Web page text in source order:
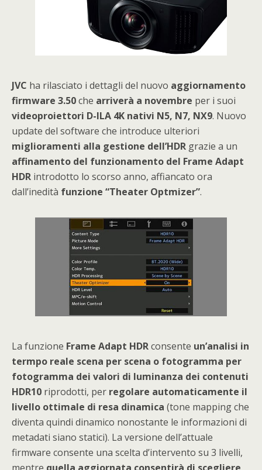
JVC ha rilasciato i dettagli del nuovo aggiornamento
firmware 3.50che arriverà a novembre per i suoi
videoproiettori D-ILA 4K nativi N5, N7, NX9. Nuovo
update del software che introduce ulteriori
miglioramenti alla gestione dell’HDR grazie a un
affinamento del funzionamento del Frame Adapt
HDR introdotto lo scorso anno, affiancato ora
dall’inedità funzione “Theater Optmizer”.
La funzione Frame Adapt HDRconsente un’analisi in
termpo reale scena per scena o fotogramma per
fotogramma dei valori di luminanza dei contenuti
HDR10 riprodotti, per regolare automaticamente il
livello ottimale di resa dinamica (tone mapping che
diventa quindi dinamico nonostante le informazioni di
metadati siano statici). La versione dell’attuale
firmware consente una scelta d’intervento su 3 livelli,